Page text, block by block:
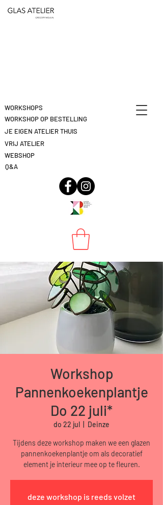
WORKSHOPS
JE EIGEN ATELIER THUIS
VRIJ ATELIER
WORKSHOP OP BESTELLING
WEBSHOP
Q&A
Workshop
Pannenkoekenplantje
Do 22 juli*
do 22 jul Deinze
Tijdens deze workshop maken we een glazen
pannenkoekenplantje om als decoratief
element je interieur mee op te fleuren.
deze workshop is reeds volzet